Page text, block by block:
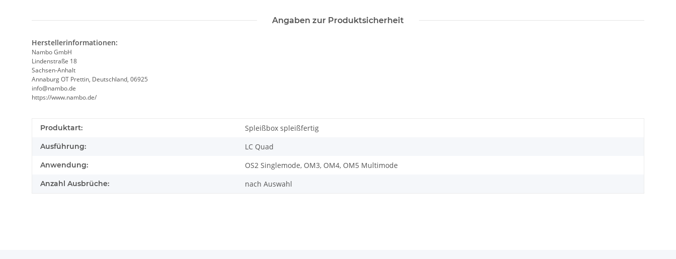
Angaben zur Produktsicherheit
Herstellerinformationen:
Nambo GmbH
Lindenstraße 18
Sachsen-Anhalt
Annaburg OT Prettin, Deutschland, 06925
info@nambo.de
https://www.nambo.de/
Produktart: Spleißbox spleißfertig
Ausführung: LC Quad
Anwendung: OS2 Singlemode, OM3, OM4, OM5 Multimode
Anzahl Ausbrüche: nach Auswahl